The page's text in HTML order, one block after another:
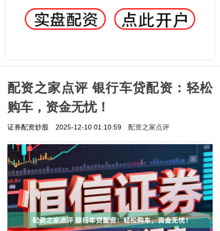
配资之家点评 银行车贷配资：轻松
购车，资金无忧！
证券配资炒股 2025-12-10 01:10:59 配资之家点评